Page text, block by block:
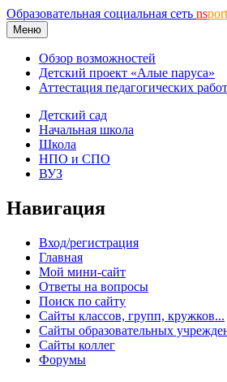
Образовательная социальная сеть ns
Меню
Обзор возможностей
Детский проект «Алые паруса»
Аттестация педагогических
Детский сад
Начальная школа
Школа
НПО и СПО
ВУЗ
Навигация
Вход/регистрация
Главная
Мой мини-сайт
Ответы на вопросы
Поиск по сайту
Сайты классов, групп, кружков...
Сайты образовательных
Сайты коллег
Форумы